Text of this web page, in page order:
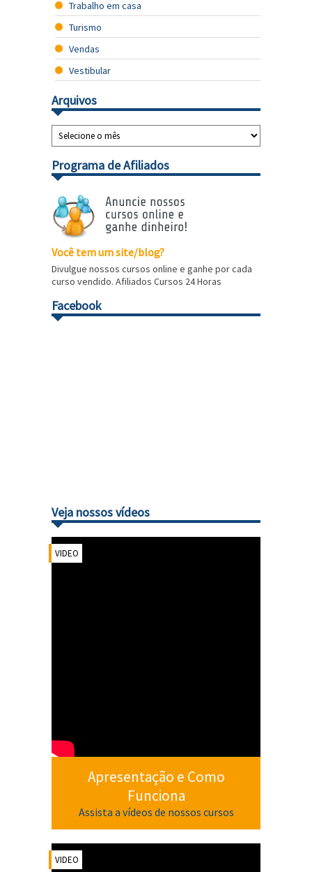
Trabalho em casa
Turismo
Vendas
Vestibular
Arquivos
Programa de Afiliados
Você tem um site/blog?
Divulgue nossos cursos online e ganhe por cada
curso vendido. Afiliados Cursos 24 Horas
Facebook
Veja nossos vídeos
VIDEO
Apresentação e Como
Funciona
Assista a vídeos de nossos cursos
VIDEO